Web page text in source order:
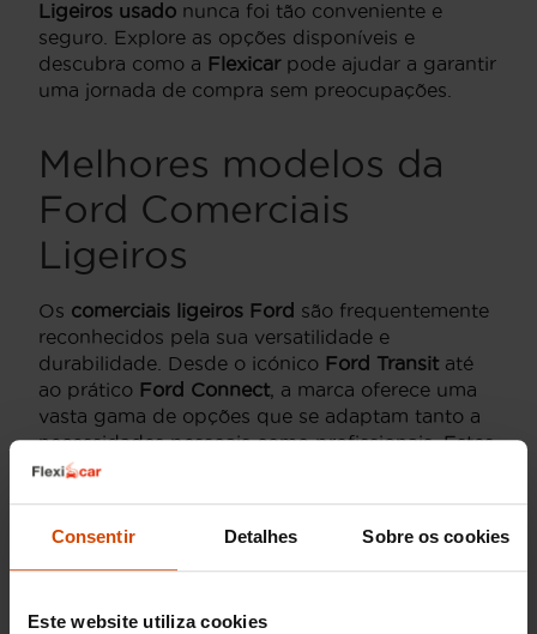
Consentir Detalhes Sobre os cookies
Este website utiliza cookies
Ligeiros usado nunca foi tão conveniente e
seguro. Explore as opções disponíveis e
descubra como a Flexicarpode ajudar a garantir
uma jornada de compra sem preocupações.
Melhores modelos da
Ford Comerciais
Ligeiros
Os comerciais ligeiros Ford são frequentemente
reconhecidos pela sua versatilidade e
durabilidade. Desde o icónico Ford Transit até
ao prático Ford Connect, a marca oferece uma
vasta gama de opções que se adaptam tanto a
necessidades pessoais como profissionais. Estes
modelos destacam-se no mercado por
quem procura uma solução confiável e eficiente
para o dia a dia.